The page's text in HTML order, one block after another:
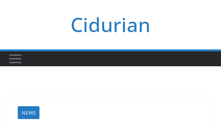
Cidurian
NEWS